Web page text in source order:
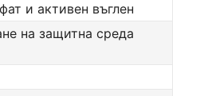
и активен въглен
на защитна среда